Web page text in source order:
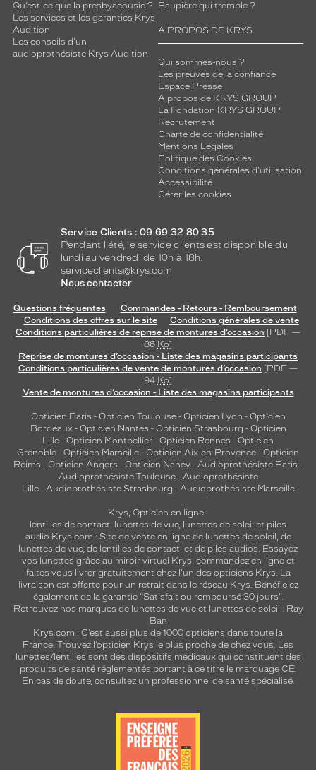
Qu’est-ce que la presbyacousie ?
Les services et les garanties Krys
Audition
Les conseils d'un
audioprothésiste Krys Audition
Paupière qui tremble ?
A PROPOS DE KRYS
Qui sommes-nous ?
Les preuves de la confiance
Espace Presse
A propos de KRYS GROUP
La Fondation KRYS GROUP
Recrutement
Charte de confidentialité
Mentions Légales
Politique des Cookies
Conditions générales d'utilisation
Accessibilité
Gérer les cookies
Service Clients : 09 69 32 80 35
Pendant l'été, le service clients est disponible du
lundi au vendredi de 10h à 18h.
serviceclients@krys.com
Nous contacter
Questions fréquentes
Commandes - Retours - Remboursement
Conditions des offres sur le site
Conditions générales de vente
Conditions particulières de reprise de montures d’occasion [PDF —
86 Ko]
Reprise de montures d’occasion - Liste des magasins participants
Conditions particulières de vente de montures d’occasion [PDF —
94 Ko]
Vente de montures d’occasion - Liste des magasins participants
Opticien Paris - Opticien Toulouse- Opticien Lyon - Opticien
Bordeaux- Opticien Nantes - Opticien Strasbourg - Opticien
Lille - Opticien Montpellier - Opticien Rennes - Opticien
Grenoble - Opticien Marseille - Opticien Aix-en-Provence - Opticien
Reims - Opticien Angers - Opticien Nancy - Audioprothésiste Paris -
Audioprothésiste Toulouse- Audioprothésiste
Lille- Audioprothésiste Strasbourg - Audioprothésiste Marseille
Krys, Opticien en ligne :
lentilles de contact, lunettes de vue, lunettes de soleil et piles
audio Krys.com : Site de vente en ligne de lunettes de soleil, de
lunettes de vue, de lentilles de contact, et de piles audios. Essayez
vos lunettes grâce au miroir virtuel Krys, commandez en ligne et
faites vous livrer gratuitement chez l'un des opticiens Krys. La
livraison est offerte pour un retrait dans le réseau Krys. Bénéficiez
également de la garantie "Satisfait ou remboursé 30 jours".
Retrouvez nos marques de lunettes de vue et lunettes de soleil : Ray
Ban
Krys.com : C’est aussi plus de 1000 opticiens dans toute la
France. Trouvez l’opticien Krys le plus proche de chez vous. Les
lunettes/lentilles sont des dispositifs médicaux qui constituent des
produits de santé réglementés portant à ce titre le marquage CE.
En cas de doute, consultez un professionnel de santé spécialisé.